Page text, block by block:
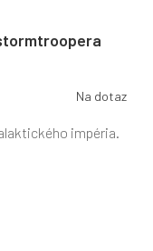
Na dotaz
impéria.